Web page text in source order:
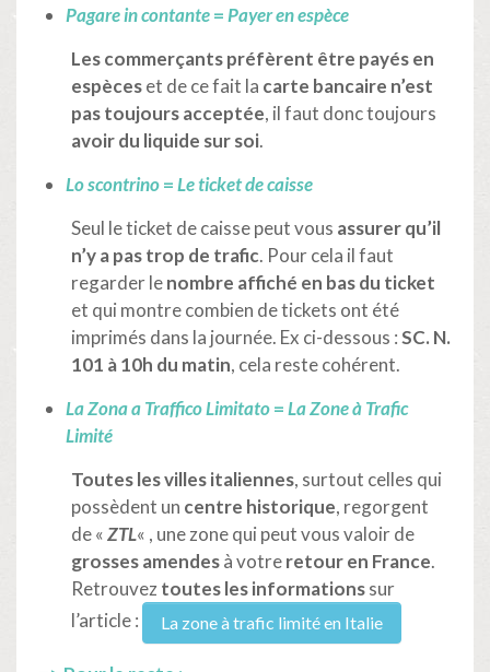
Pagare in contante=Payer en espèce
Les commerçants préfèrent être payés en
espèceset de ce fait la carte bancaire n’est
pas toujours acceptée, il faut donc toujours
avoir du liquide sur soi.
Lo scontrino=Le ticket de caisse
Seul le ticket de caissepeut vous assurer qu’il
n’y a pas trop de trafic. Pour cela il faut
regarder lenombre affiché en bas du ticket
et qui montre combien de tickets ont été
imprimés dans la journée. Ex ci-dessous :SC. N.
101 à 10h du matin, cela reste cohérent.
La Zona a Traffico Limitato=La Zone à Trafic
Limité
Toutes les villes italiennes, surtout celles qui
possèdent un centre historique, regorgent
de «ZTL« , une zone qui peut vous valoir de
grosses amendesà votreretour en France.
Retrouveztoutes les informationssur
l’article :
La zone à trafic limité en Italie